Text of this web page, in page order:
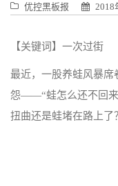
优控黑板报 2018
【关键词】一次过街
最近，一股养蛙风暴席
怨——“蛙怎么还不回来
扭曲还是蛙堵在路上了